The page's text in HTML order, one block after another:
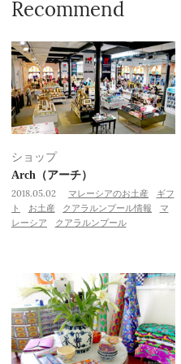
Recommend
ショップ
Arch（アーチ）
2018.05.02 マレーシアのお土産
ギフ
ト
お土産 クアラルンプール情報
マ
レーシア
クアラルンプール